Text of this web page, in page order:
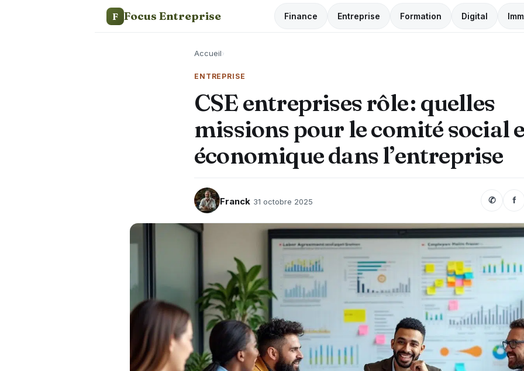
F Focus Entreprise Finance Entreprise Formation Digital
Accueil›
ENTREPRISE
CSE entreprises rôle : quelles
missions pour le comité social
économique dans l’entreprise
Franck 31 octobre 2025 ✆ f